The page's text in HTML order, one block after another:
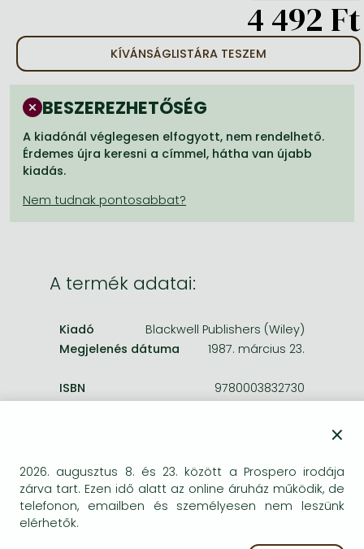
Bleach manga
One-Punch Man manga
4 492 Ft
KÍVÁNSÁGLISTÁRA TESZEM
BESZEREZHETŐSÉG
A kiadónál véglegesen elfogyott, nem rendelhető.
Érdemes újra keresni a címmel, hátha van újabb
kiadás.
A termék adatai:
Kiadó
Blackwell Publishers (Wiley)
Megjelenés dátuma
1987. március 23.
ISBN
9780003832730
Nyelv
angol
0
Kategóriák
×
2026. augusztus 8. és 23. között a Prospero irodája
zárva tart. Ezen idő alatt az online áruház működik, de
telefonon, emailben és személyesen nem leszünk
elérhetők.